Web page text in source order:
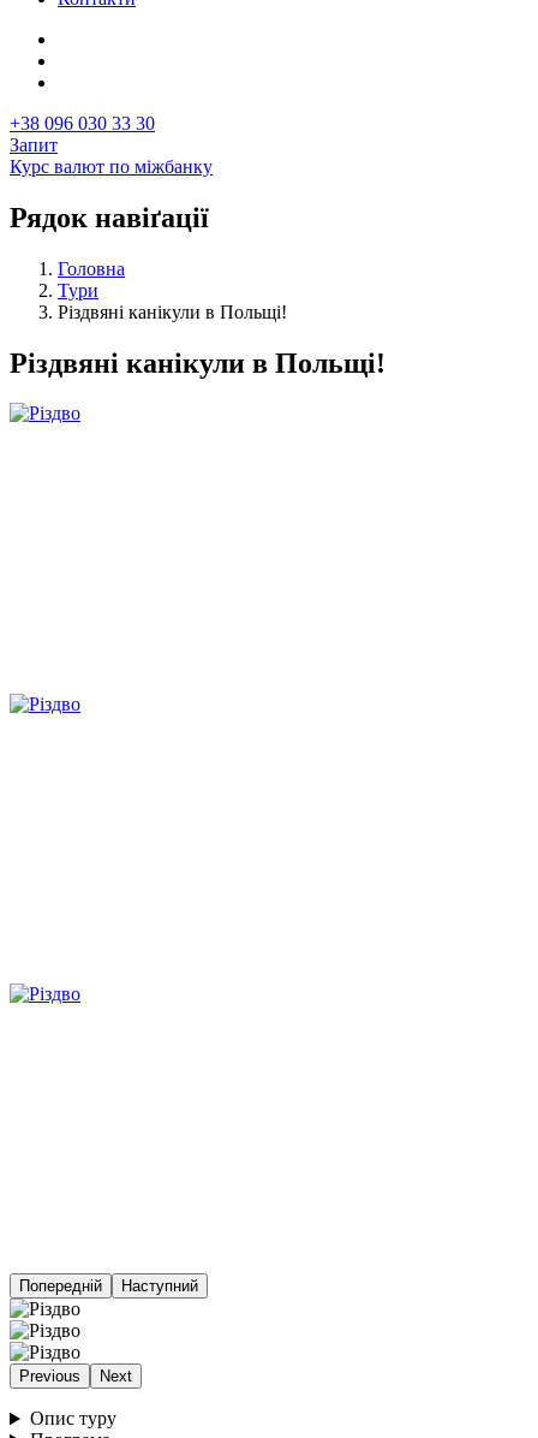
+38 096 030 33 30
Запит
Курс валют по міжбанку
Рядок навіґації
Головна
Тури
Різдвяні канікули в Польщі!
Різдвяні канікули в Польщі!
Попередній Наступний
Previous Next
Опис туру